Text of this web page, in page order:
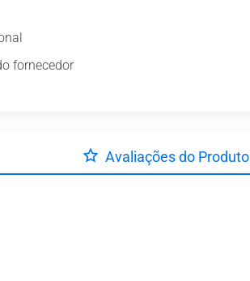
fornecedor
Avaliações do Produto